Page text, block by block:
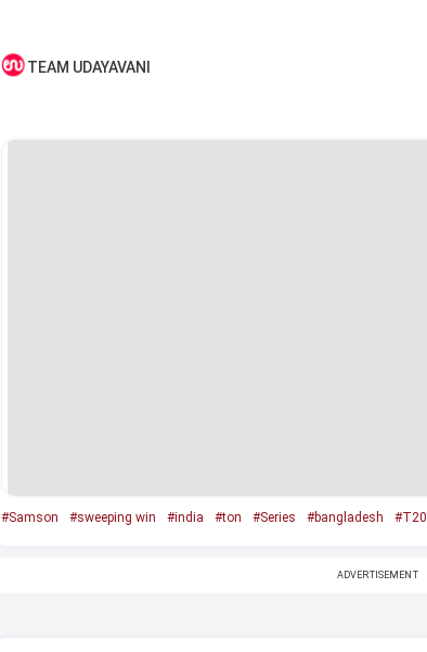
TEAM UDAYAVANI
#Samson #sweeping win #india #ton #Series #bangladesh #T20I
ADVERTISEMENT